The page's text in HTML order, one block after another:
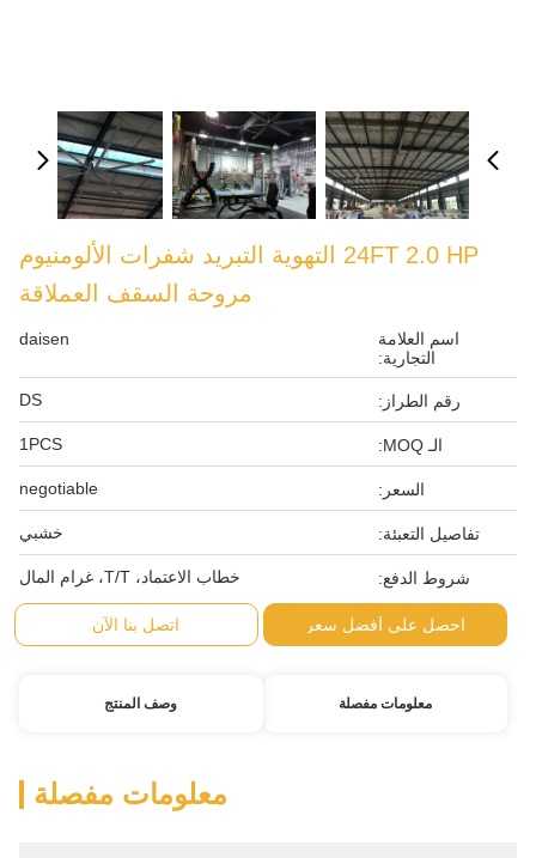
24FT 2.0 HP التهوية التبريد شفرات الألومنيوم
مروحة السقف العملاقة
اسم العلامة
التجارية:
daisen
رقم الطراز: DS
الـ MOQ: 1PCS
السعر: negotiable
تفاصيل التعبئة: خشبي
شروط الدفع: خطاب الاعتماد، T/T، غرام المال
احصل على أفضل سعر اتصل بنا الآن
معلومات مفصلة وصف المنتج
معلومات مفصلة